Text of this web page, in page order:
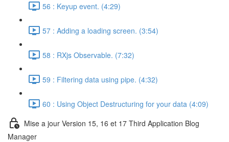
56 : Keyup event. (4:29)
57 : Adding a loading screen. (3:54)
58 : RXjs Observable. (7:32)
59 : Filtering data using pipe. (4:32)
60 : Using Object Destructuring for your data (4:09)
Mise a jour Version 15, 16 et 17 Third Application Blog
Manager